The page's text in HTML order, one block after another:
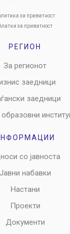
за приватност
за приватност
РЕГИОН
За регионот
заедници
заедници
со јавноста
Јавни набавки
Настани
Проекти
Документи